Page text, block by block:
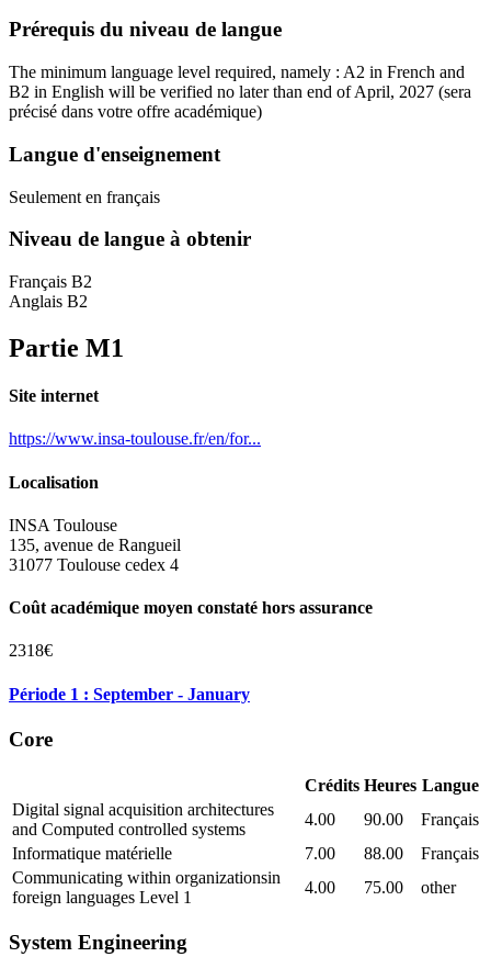
Prérequis du niveau de langue
The minimum language level required, namely : A2 in French and
B2 in English will be verified no later than end of April, 2027 (sera
précisé dans votre offre académique)
Langue d'enseignement
Seulement en français
Niveau de langue à obtenir
Français B2
Anglais B2
Partie M1
Site internet
https://www.insa-toulouse.fr/en/for...
Localisation
INSA Toulouse
135, avenue de Rangueil
31077 Toulouse cedex 4
Coût académique moyen constaté hors assurance
2318€
Période 1 : September - January
Core
Crédits Heures Langue
Digital signal acquisition architectures
and Computed controlled systems
4.00 90.00
Français
Informatique matérielle
7.00 88.00
Français
Communicating within organizationsin
foreign languages Level 1
4.00 75.00 other
System Engineering